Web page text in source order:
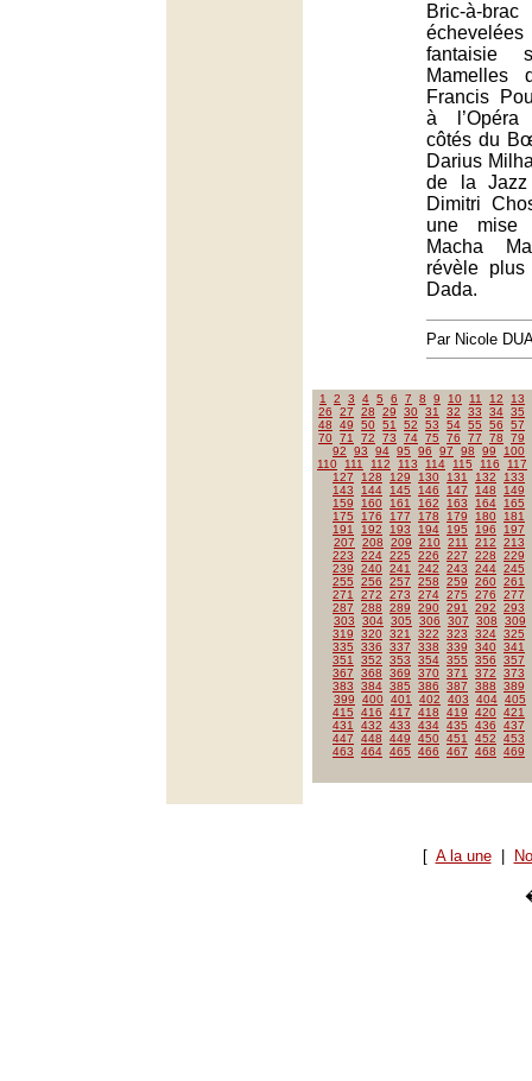
Bric-à-
fantaisie
Mamelles
Francis
à
côtés du
Darius
de la
Dimitri
une
Macha
révèle
Dada.
Par Nicole
1 2 3 4 5 6 7 8 9 10 11 12
13
26
27 28 29 30 31 32 33 34 35
48
49 50 51 52 53 54 55 56
57
70 71 72 73 74 75 76 77 78
79
92
93 94 95 96 97 98 99
100
110
111 112 113 114 115 116
117
127
128 129 130 131 132
133
143
144 145 146 147 148
149
159
160 161 162 163 164
165
175
176 177 178 179 180
181
191
192 193 194 195 196
197
207
208 209 210 211 212
213
223
224 225 226 227 228
229
239
240 241 242 243 244 245
255
256 257 258 259 260 261
271
272 273 274 275 276
277
287
288 289 290 291 292
293
303
304 305 306 307 308
309
319
320 321 322 323 324 325
335
336 337 338 339 340 341
351
352 353 354 355 356
357
367
368 369 370 371 372
373
383
384 385 386 387 388
389
399
400 401 402 403 404 405
415
416 417 418 419 420 421
431
432 433 434 435 436
437
447
448 449 450 451 452
453
463
464 465 466 467 468 469
[ A la une|